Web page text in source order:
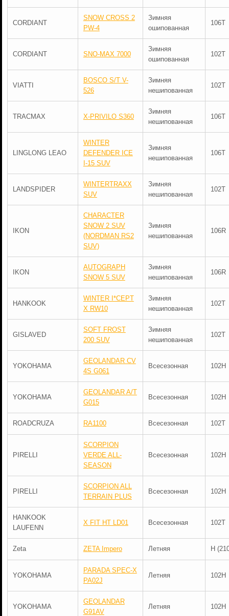
CORDIANT
SNOW CROSS 2
PW-4
Зимняя
ошипованная
106T
CORDIANT SNO-MAX 7000
Зимняя
ошипованная
102T
VIATTI
BOSCO S/T V-
526
Зимняя
нешипованная
102T
TRACMAX X-PRIVILO S360
Зимняя
нешипованная
106T
LINGLONG LEAO
WINTER
DEFENDER ICE
I-15 SUV
Зимняя
нешипованная
106T
LANDSPIDER
WINTERTRAXX
SUV
Зимняя
нешипованная
102T
IKON
CHARACTER
SNOW 2 SUV
(NORDMAN RS2
SUV)
Зимняя
нешипованная
106R
IKON
AUTOGRAPH
SNOW 5 SUV
Зимняя
нешипованная
106R
HANKOOK
WINTER I*CEPT
X RW10
Зимняя
нешипованная
102T
GISLAVED
SOFT FROST
200 SUV
Зимняя
нешипованная
102T
YOKOHAMA
GEOLANDAR CV
4S G061
Всесезонная 102H
YOKOHAMA
GEOLANDAR A/T
G015
Всесезонная 102H
ROADCRUZA RA1100 Всесезонная 102T
PIRELLI
SCORPION
VERDE ALL-
SEASON
Всесезонная 102H
PIRELLI
SCORPION ALL
TERRAIN PLUS
Всесезонная 102H
HANKOOK
LAUFENN
X FIT HT LD01 Всесезонная 102T
Zeta ZETA Impero Летняя H
YOKOHAMA
PARADA SPEC-X
PA02J
Летняя 102H
YOKOHAMA
GEOLANDAR
G91AV
Летняя 102H